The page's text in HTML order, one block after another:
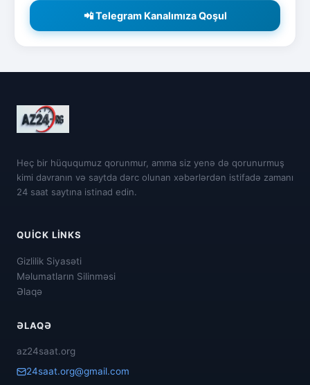
📲 Telegram Kanalımıza Qoşul
Heç bir hüququmuz qorunmur, amma siz yenə də qorunurmuş
kimi davranın və saytda dərc olunan xəbərlərdən istifadə zamanı
24 saat saytına istinad edin.
QUICK LINKS
Gizlilik Siyasəti
Məlumatların Silinməsi
Əlaqə
ƏLAQƏ
az24saat.org
24saat.org@gmail.com